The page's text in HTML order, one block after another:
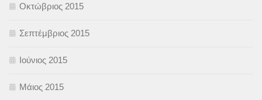
Οκτώβριος 2015
Σεπτέμβριος 2015
Ιούνιος 2015
Μάιος 2015